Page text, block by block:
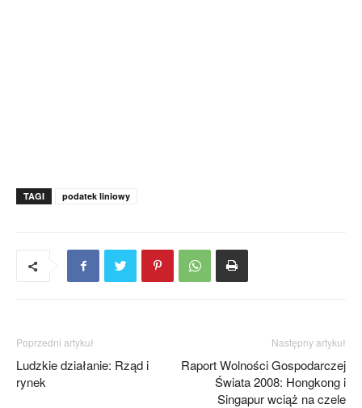
TAGI podatek liniowy
Poprzedni artykuł
Ludzkie działanie: Rząd i
rynek
Następny artykuł
Raport Wolności Gospodarczej
Świata 2008: Hongkong i
Singapur wciąż na czele